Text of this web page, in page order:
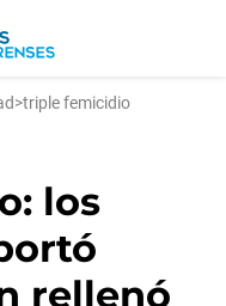
>triple femicidio
los
rellenó